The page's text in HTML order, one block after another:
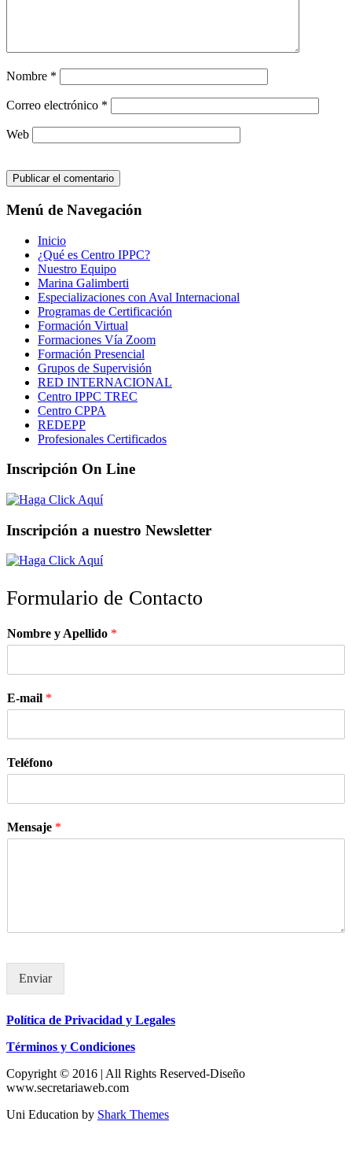
Nombre *
Correo electrónico *
Web
Menú de Navegación
Inicio
¿Qué es Centro IPPC?
Nuestro Equipo
Marina Galimberti
Especializaciones con Aval Internacional
Programas de Certificación
Formación Virtual
Formaciones Vía Zoom
Formación Presencial
Grupos de Supervisión
RED INTERNACIONAL
Centro IPPC TREC
Centro CPPA
REDEPP
Profesionales Certificados
Inscripción On Line
Inscripción a nuestro Newsletter
Formulario de Contacto
Nombre y Apellido *
E-mail *
Teléfono
Mensaje *
Enviar
Política de Privacidad y Legales
Términos y Condiciones
Copyright © 2016 | All Rights Reserved-Diseño
www.secretariaweb.com
Uni Education by Shark Themes